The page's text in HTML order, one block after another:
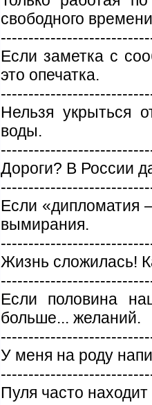
свободного
Если заметка с
это опечатка.
Нельзя укрыться
воды.
Дороги? В России
Если «дипломатия
вымирания.
Жизнь сложилась!
Если половина
больше... желаний.
У меня на роду
Пуля часто